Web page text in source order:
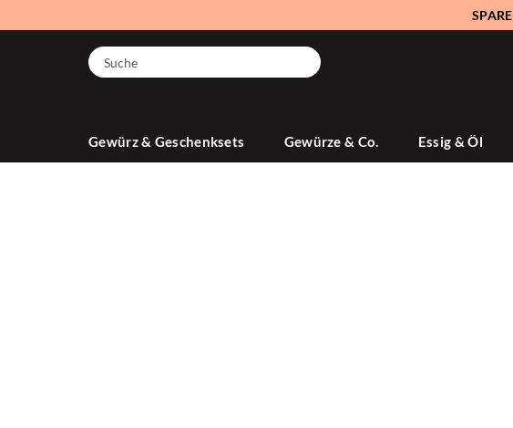
SPARE
Suche
Gewürz & Geschenksets Gewürze & Co. Essig & Öl